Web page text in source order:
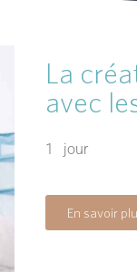
La
avec
1 jour
En savoir